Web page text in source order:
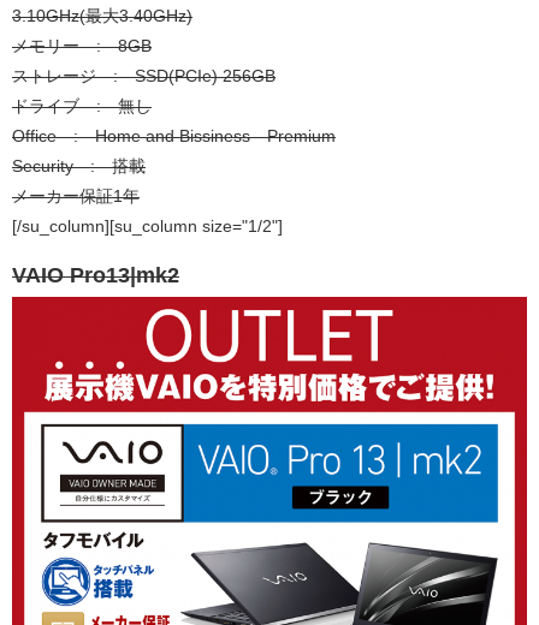
3.10GHz(最大3.40GHz)
メモリー : 8GB
ストレージ : SSD(PCIe) 256GB
ドライブ : 無し
Office : Home and Bissiness Premium
Security : 搭載
メーカー保証1年
[/su_column][su_column size="1/2"]
VAIO Pro13|mk2